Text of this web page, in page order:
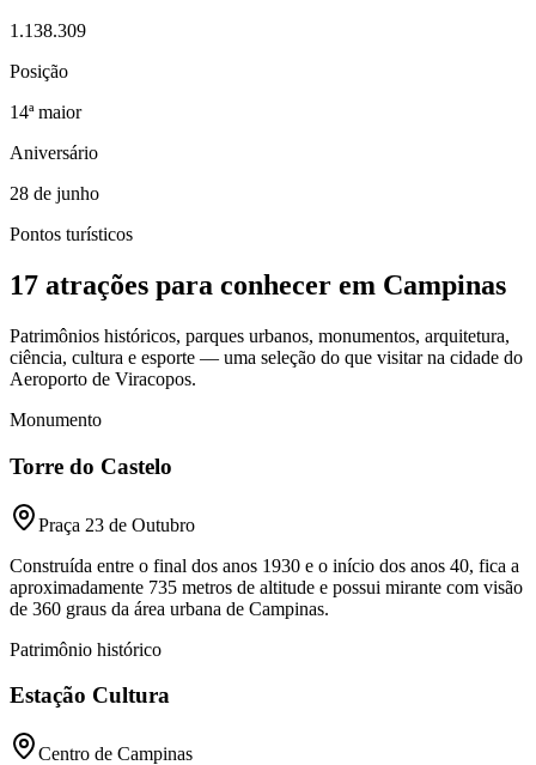
1.138.309
Posição
14ª maior
Aniversário
28 de junho
Pontos turísticos
17 atrações para conhecer em Campinas
Patrimônios históricos, parques urbanos, monumentos, arquitetura,
ciência, cultura e esporte — uma seleção do que visitar na cidade do
Aeroporto de Viracopos.
Monumento
Torre do Castelo
Praça 23 de Outubro
Construída entre o final dos anos 1930 e o início dos anos 40, fica a
aproximadamente 735 metros de altitude e possui mirante com visão
de 360 graus da área urbana de Campinas.
Patrimônio histórico
Estação Cultura
Centro de Campinas